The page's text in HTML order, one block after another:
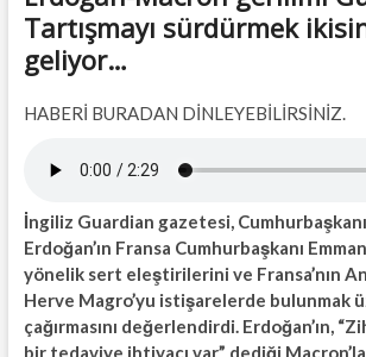
Tartışmayı sürdürmek
geliyor…
HABERİ BURADAN DİNLEYEBİLİRSİNİZ.
İngiliz Guardian gazetesi,
Erdoğan’ın Fransa Cumhurbaşkanı
yönelik sert eleştirilerini ve Fransa’nın
Herve Magro’yu istişarelerde bulunmak
çağırmasını değerlendirdi. Erdoğan’ın,
bir tedaviye ihtiyacı var” dediği